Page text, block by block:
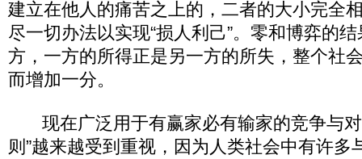
建立在他人的痛苦之上的，二者的大小完全
尽一切办法以实现“损人利己”。零和博弈的
方，一方的所得正是另一方的所失，整个社
而增加一分。
现在广泛用于有赢家必有输家的竞争与对
则”越来越受到重视，因为人类社会中有许多